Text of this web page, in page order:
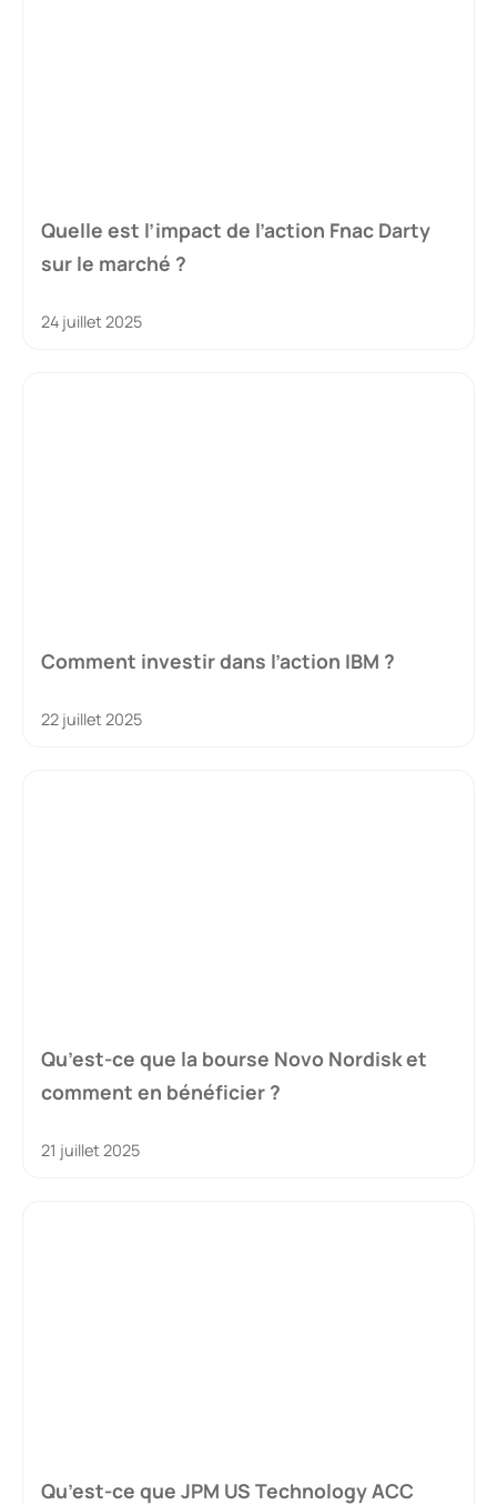
Quelle est l’impact de l’action Fnac Darty
sur le marché ?
24 juillet 2025
Comment investir dans l’action IBM ?
22 juillet 2025
Qu’est-ce que la bourse Novo Nordisk et
comment en bénéficier ?
21 juillet 2025
Qu’est-ce que JPM US Technology ACC